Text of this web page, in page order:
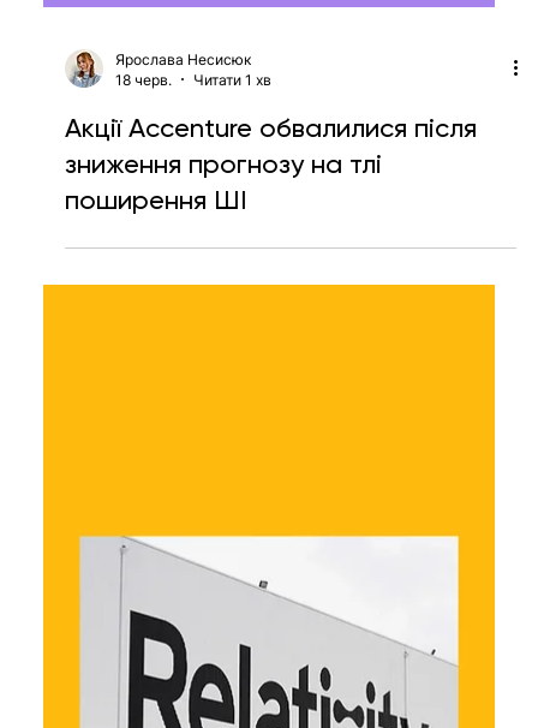
18 черв.
Читати 1 хв
Акції Accenture обвалилися після
зниження прогнозу на тлі
поширення ШІ